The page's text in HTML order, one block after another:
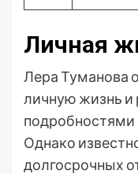
Личная
Лера Туманова
личную жизнь и
подробностями
Однако
долгосрочных